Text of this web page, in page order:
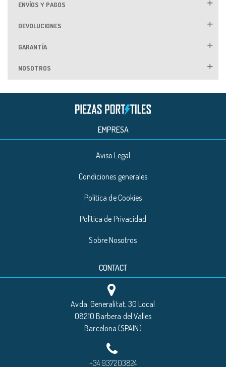
ENVÍOS Y PAGOS
DEVOLUCIONES
GARANTÍA
NOSOTROS
EMPRESA
Aviso Legal
Condiciones generales
Política de Cookies
Política de Privacidad
Sobre Nosotros
CONTACT
Avda. Generalitat, 30 Local
08210 Barbera del Valles
Barcelona (SPAIN)
+34 937203824